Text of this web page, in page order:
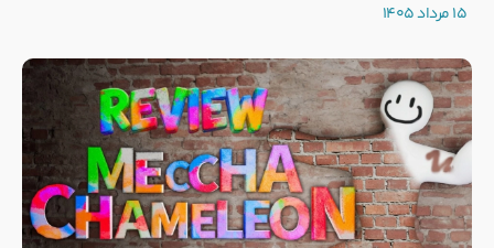
15 مرداد 1405